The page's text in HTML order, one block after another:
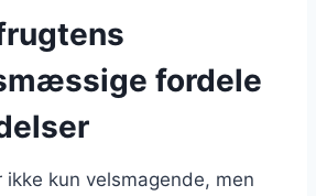
fordele
ikke kun velsmagende, men